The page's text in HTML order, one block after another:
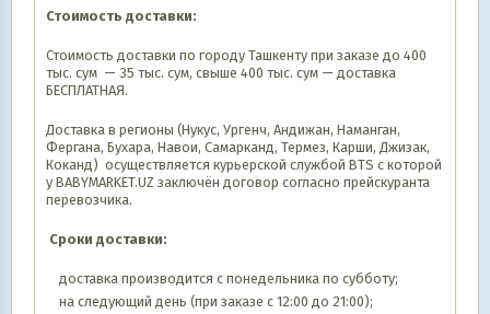
Стоимость доставки:
Стоимость доставки по городу Ташкенту при заказе до 400
тыс. сум — 35 тыс. сум, свыше 400 тыс. сум — доставка
БЕСПЛАТНАЯ.
Доставка в регионы (Нукус, Ургенч, Андижан, Наманган,
Фергана, Бухара, Навои, Самарканд, Термез, Карши, Джизак,
Коканд) осуществляется курьерской службой BTS с которой
у BABYMARKET.UZ заключён договор согласно прейскуранта
перевозчика.
Сроки доставки:
доставка производится с понедельника по субботу;
на следующий день (при заказе с 12:00 до 21:00);